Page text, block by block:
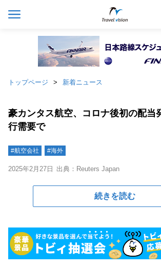
トップページ 新着ニュース
豪カンタス航空、コロナ後初の配
行需要で
#航空会社 #海外
2025年2月27日 出典：Reuters Japan
続きを読む